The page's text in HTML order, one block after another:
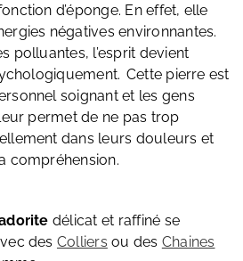
d’éponge. En effet, elle
négatives environnantes.
polluantes, l’esprit devient
Cette pierre est
soignant et les gens
permet de ne pas trop
dans leurs douleurs et
compréhension.
délicat et raffiné se
des Colliers ou des Chaines